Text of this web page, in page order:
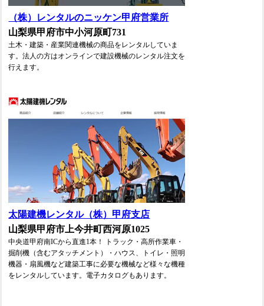
（株）レンタルのニッケン甲府営業所
山梨県甲府市中小河原町731
土木・建築・産業関連機械の商品をレンタルしていま
す。法人の方はオンラインで建設機械のレンタル注文を
行えます。
太陽建機レンタル（株）甲府支店
山梨県甲府市上今井町西河原1025
中央道甲府南ICから直進1本！ トラック・高所作業車・
掘削機（含むアタッチメント）・ハウス、トイレ・照明
機器・扇風機など建築工事に必要な機械など様々な機種
をレンタルしています。電子カタログもあります。